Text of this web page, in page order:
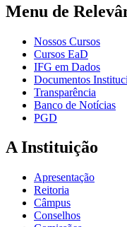
Menu de
Nossos Cursos
Cursos EaD
IFG em Dados
Documentos
Transparência
Banco de Notícias
PGD
A Instituição
Apresentação
Reitoria
Câmpus
Conselhos